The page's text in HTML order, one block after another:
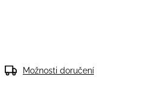
Možnosti doručení